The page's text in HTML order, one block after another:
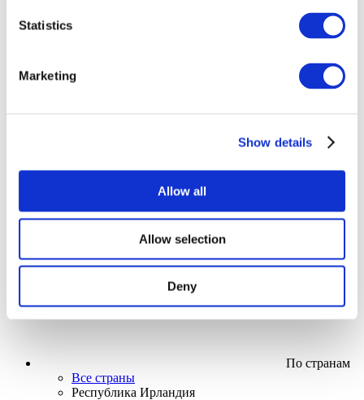
Statistics
Marketing
Show details
Allow all
Allow selection
Deny
Творческий вечер
Наше спецпредложение
Применить
По странам
Все страны
Республика Ирландия